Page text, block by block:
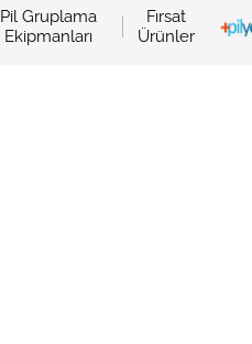
Pil Gruplama
Ekipmanları
Fırsat
Ürünler